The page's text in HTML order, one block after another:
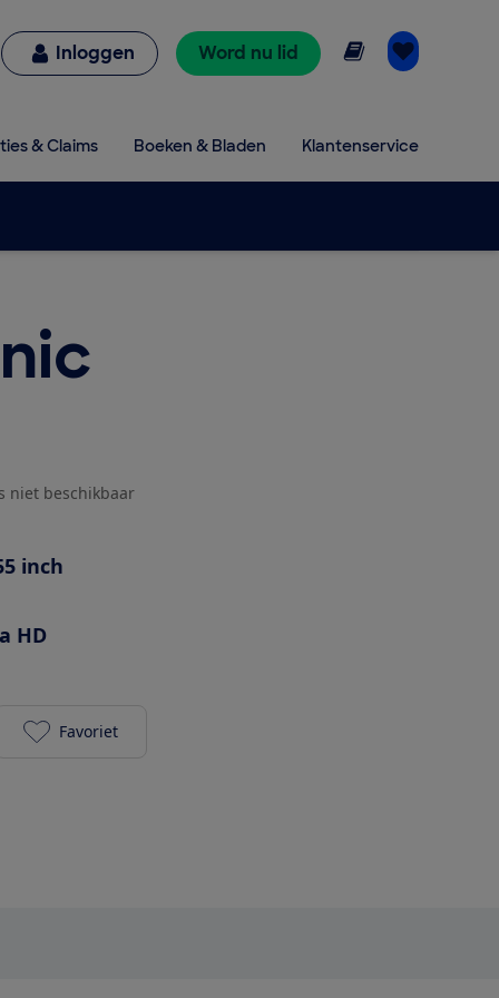
Inloggen Word nu lid Online lezen
& Claims Boeken & Bladen Klantenservice
niet beschikbaar
inch
HD
Panasonic TX-55JZ2000E toevoegen aan je
Favoriet